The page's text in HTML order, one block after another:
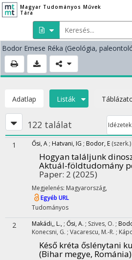
Magyar Tudományos Művek
Tára
Bodor Emese Réka (Geológia,
Adatlap Listák
122 találat
1 Ősi, A ; Hatvani, IG ; Bodor, E (szerk.)
Hogyan találjunk
Aktuál-földtudomány
Paper: 2 (2025)
Megjelenés: Magyarország,
Egyéb URL
Tudományos
2 Makádi,, L., ; Ősi, A. ; Szives, O. ;
Konecsni, G. ; Vacarescu, M.-R. ;
Késő kréta őslénytani
(Bihar megye,